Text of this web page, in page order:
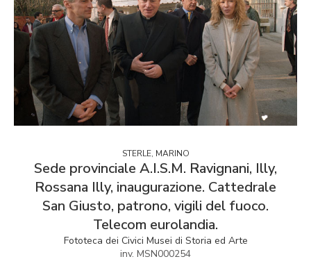
STERLE, MARINO
Sede provinciale A.I.S.M. Ravignani, Illy,
Rossana Illy, inaugurazione. Cattedrale
San Giusto, patrono, vigili del fuoco.
Telecom eurolandia.
Fototeca dei Civici Musei di Storia ed Arte
inv. MSN000254